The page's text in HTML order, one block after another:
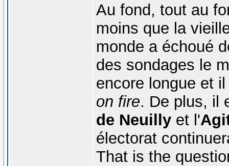
Au fond, tout au
moins que la
monde a échoué
des sondages le
encore longue et
on fire. De plus, il
de Neuillyet l'
électorat
That is the